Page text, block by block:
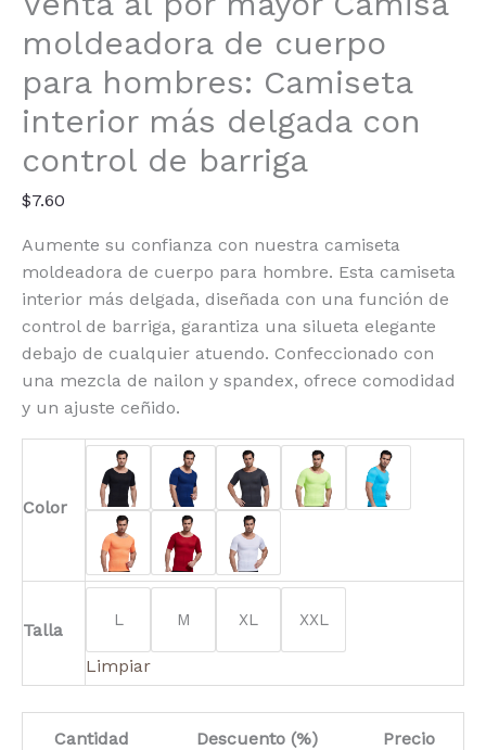
moldeadora de cuerpo
para hombres: Camiseta
interior más delgada con
control de barriga
$7.60
Aumente su confianza con nuestra camiseta
moldeadora de cuerpo para hombre. Esta camiseta
interior más delgada, diseñada con una función de
control de barriga, garantiza una silueta elegante
debajo de cualquier atuendo. Confeccionado con
una mezcla de nailon y spandex, ofrece comodidad
y un ajuste ceñido.
Color
Talla
L M XL XXL
Limpiar
Cantidad Descuento (%) Precio
cantidad